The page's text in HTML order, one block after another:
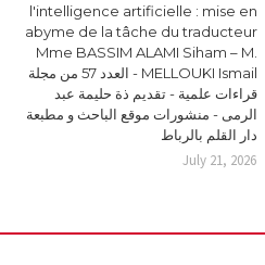
l'intelligence artificielle : mise en
abyme de la tâche du traducteur
Mme BASSIM ALAMI Siham – M.
MELLOUKI Ismail - العدد 57 من مجلة
قراءات علمية - تقديم ذة حليمة عبد
الرمى - منشورات موقع الباحث و مطبعة
دار القلم بالرباط
July 21, 2026